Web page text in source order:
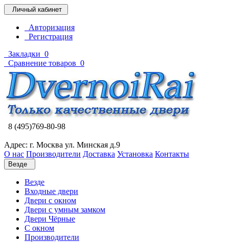
Личный кабинет
Авторизация
Регистрация
Закладки 0
Сравнение товаров 0
8 (495)769-80-98
Адрес: г. Москва ул. Минская д.9
О нас Производители Доставка Установка Контакты
Везде
Везде
Входные двери
Двери с окном
Двери с умным замком
Двери Чёрные
C окном
Производители